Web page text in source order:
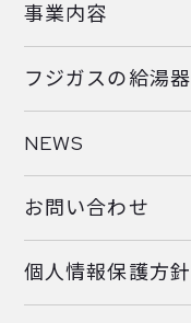
事業内容
フジガスの給湯器
NEWS
お問い合わせ
個人情報保護方針